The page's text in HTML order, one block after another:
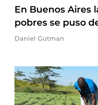
En Buenos Aires
pobres se puso
Daniel Gutman